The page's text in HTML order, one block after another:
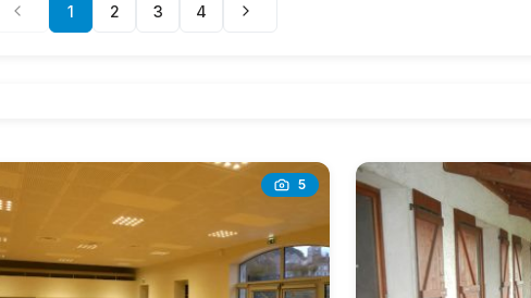
1 2 3 4
5